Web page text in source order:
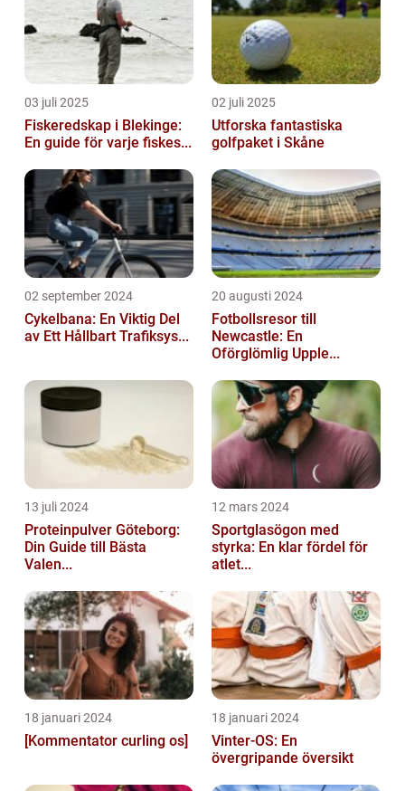
03 juli 2025
Fiskeredskap i Blekinge:
En guide för varje fiskes...
02 juli 2025
Utforska fantastiska
golfpaket i Skåne
02 september 2024
Cykelbana: En Viktig Del
av Ett Hållbart Trafiksys...
20 augusti 2024
Fotbollsresor till
Newcastle: En
Oförglömlig Upple...
13 juli 2024
Proteinpulver Göteborg:
Din Guide till Bästa
Valen...
12 mars 2024
Sportglasögon med
styrka: En klar fördel för
atlet...
18 januari 2024
[Kommentator curling os]
18 januari 2024
Vinter-OS: En
övergripande översikt